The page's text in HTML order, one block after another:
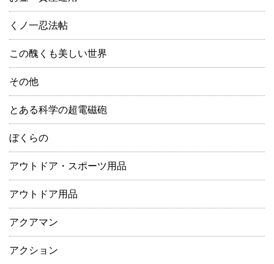
くノ一忍法帖
この醜くも美しい世界
その他
とある科学の超電磁砲
ぼくらの
アウトドア・スポーツ用品
アウトドア用品
アクアマン
アクション